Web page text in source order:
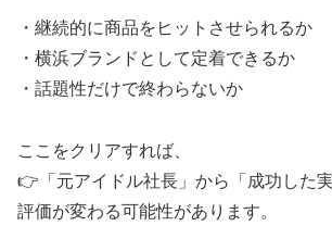
・継続的に商品をヒットさせられるか
・横浜ブランドとして定着できるか
・話題性だけで終わらないか
ここをクリアすれば、
👉「元アイドル社長」から「成功した
評価が変わる可能性があります。